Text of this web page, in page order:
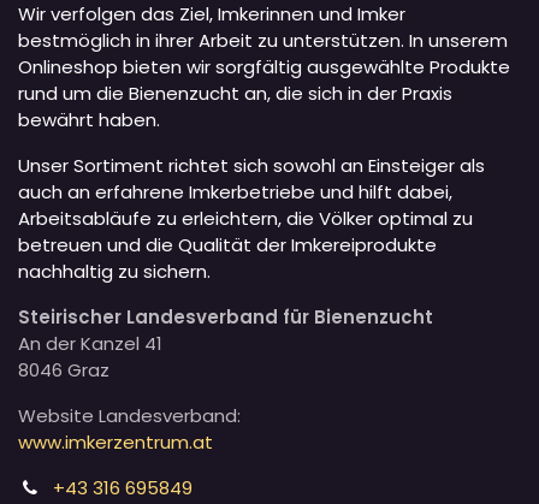
Wir verfolgen das Ziel, Imkerinnen und Imker
bestmöglich in ihrer Arbeit zu unterstützen. In unserem
Onlineshop bieten wir sorgfältig ausgewählte Produkte
rund um die Bienenzucht an, die sich in der Praxis
bewährt haben.
Unser Sortiment richtet sich sowohl an Einsteiger als
auch an erfahrene Imkerbetriebe und hilft dabei,
Arbeitsabläufe zu erleichtern, die Völker optimal zu
betreuen und die Qualität der Imkereiprodukte
nachhaltig zu sichern.
Steirischer Landesverband für Bienenzucht
An der Kanzel 41
8046 Graz
Website Landesverband:
www.imkerzentrum.at
+43 316 695849